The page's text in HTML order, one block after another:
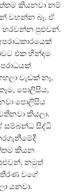
කියනවා නම්
වහන්න බෑ. ඒ
හරවන්න පුළුවන්.
එක හින්දම
වැඩක් නෑ.
පොලිසිය,
පොලිසිය
කියලා.
සම්බන්ධ සිද්ධි
කියන
නමුත්
තීරණ වගේ
යනවා.